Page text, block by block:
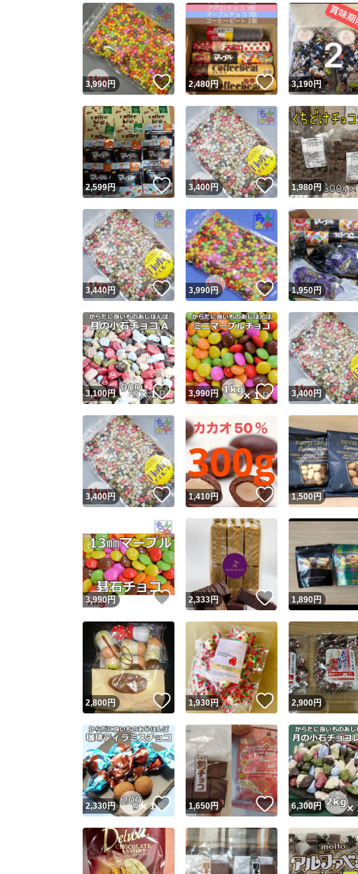
スピード&安心発送
※このバッジは実績に
スピード＆安
スピード発送
安心発送
3,990円 いいね！
2,480円 いいね！
3,190円
2,599円 いいね！
3,400円 いいね！
1,980円
3,440円 いいね！
3,990円 いいね！
1,950円
3,100円 いいね！
3,990円 いいね！
3,400円
3,400円 いいね！
1,410円 いいね！
1,500円
3,990 円 いいね！
2,333円 いいね！
1,890円
2,800円 いいね！
1,930円 いいね！
2,900円
2,330円 いいね！
1,650円 いいね！
6,300円